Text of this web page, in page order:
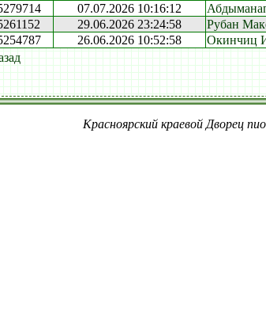
07.07.2026 10:16:12
29.06.2026 23:24:58 Рубан
26.06.2026 10:52:58 Окинчиц
Красноярский краевой Дворец